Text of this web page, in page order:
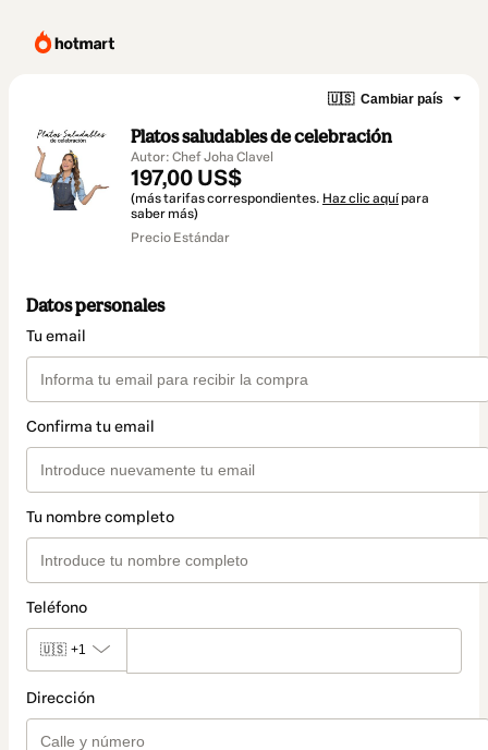
🇺🇸 Cambiar país
Platos saludables de celebración
Autor: Chef Joha Clavel
197,00 US$
(más tarifas correspondientes. Haz clic aquí para
saber más)
Precio Estándar
Datos personales
Tu email
Confirma tu email
Tu nombre completo
Teléfono
🇺🇸 +1
Dirección